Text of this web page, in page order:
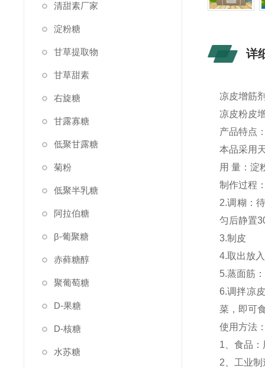
清甜素厂家
淀粉糖
甘草提取物
甘草甜素
右旋糖
甘露寡糖
低聚甘露糖
菊粉
低聚半乳糖
阿拉伯糖
β-葡聚糖
赤藓糖醇
聚葡萄糖
D-果糖
D-核糖
水苏糖
详
凉皮增筋
凉皮粉皮
产品特点
本品采用
用 量：淀
制作过程
2.调糊：
匀后静置
3.制皮
4.取出放
5.蒸面筋
6.调拌凉
菜，即可
使用方法
1、食品
2、工业